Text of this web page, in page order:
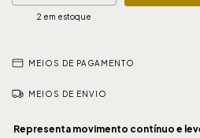
2 em estoque
MEIOS DE PAGAMENTO
MEIOS DE ENVIO
Representa movimento contínuo e